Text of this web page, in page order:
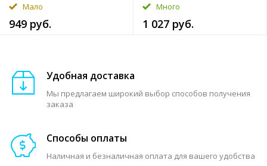
Мало
949 руб.
Много
1 027 руб.
Удобная доставка
Мы предлагаем широкий выбор способов получения
заказа
Способы оплаты
Наличная и безналичная оплата для вашего удобства